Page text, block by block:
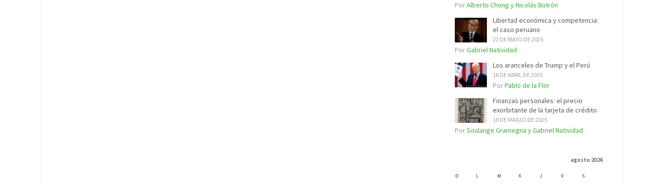
PorAlberto Chong y Nicolás Butrón
Libertad económica y competencia:
el caso peruano
22 DE MAYO DE 2025
PorGabriel Natividad
Los aranceles de Trump y el Perú
16 DE ABRIL DE 2025
PorPablo de la Flor
Finanzas personales: el precio
exorbitante de la tarjeta de crédito
10 DE MARZO DE 2025
PorSoulange Gramegna y Gabriel Natividad
agosto 2026
D L M X J V S